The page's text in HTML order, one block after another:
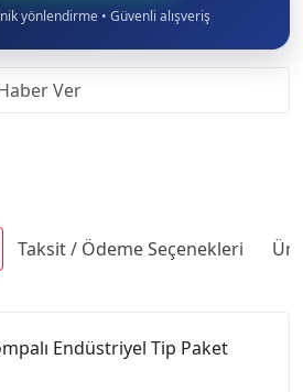
yönlendirme • Güvenli alışveriş
Ver
Taksit / Ödeme Seçenekleri
Endüstriyel Tip Paket